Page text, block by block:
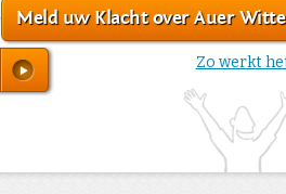
Meld uw Klacht over Auer
Zo werkt